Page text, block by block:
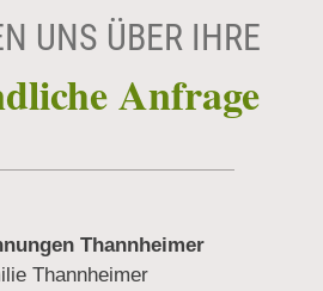
UNS ÜBER IHRE
Anfrage
Thannheimer
Thannheimer